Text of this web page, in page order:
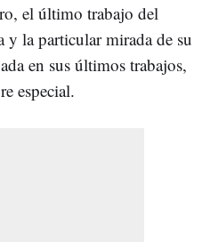
el último trabajo del
y la particular mirada de su
en sus últimos trabajos,
especial.